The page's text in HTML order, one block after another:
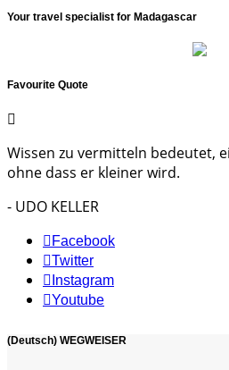
Your travel specialist for Madagascar
Favourite Quote
Wissen zu vermitteln bedeutet,
ohne dass er kleiner wird.
- UDO KELLER
Facebook
Twitter
Instagram
Youtube
(Deutsch) WEGWEISER